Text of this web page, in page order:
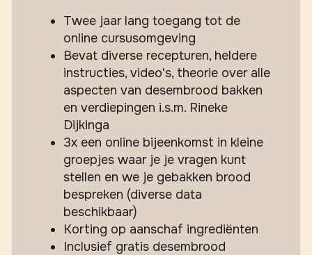
Twee jaar lang toegang tot de
online cursusomgeving
Bevat diverse recepturen, heldere
instructies, video's, theorie over alle
aspecten van desembrood bakken
en verdiepingen i.s.m. Rineke
Dijkinga
3x een online bijeenkomst in kleine
groepjes waar je je vragen kunt
stellen en we je gebakken brood
bespreken (diverse data
beschikbaar)
Korting op aanschaf ingrediënten
Inclusief gratis desembrood